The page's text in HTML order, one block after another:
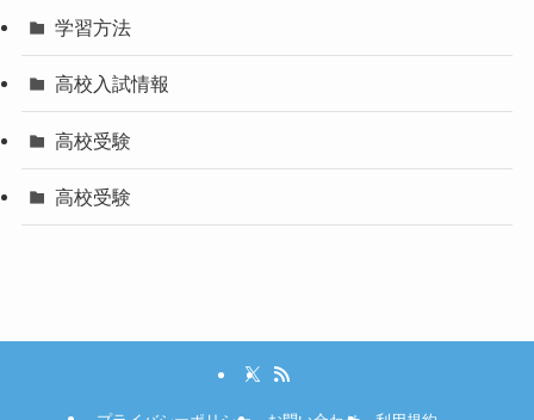
学習方法
高校入試情報
高校受験
高校受験